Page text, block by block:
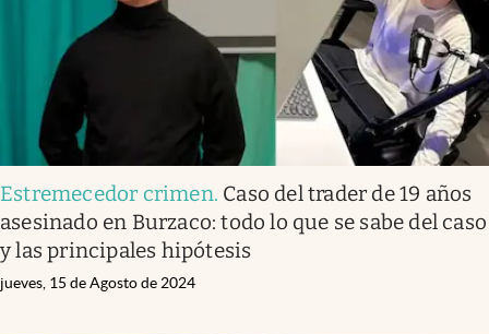
Estremecedor crimen. Caso del trader de 19 años
asesinado en Burzaco: todo lo que se sabe del caso
y las principales hipótesis
jueves, 15 de Agosto de 2024